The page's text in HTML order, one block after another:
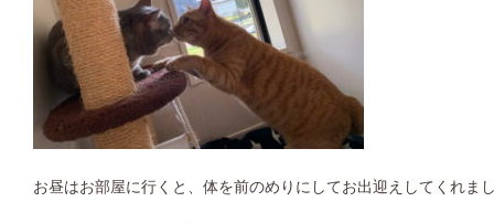
お昼はお部屋に行くと、体を前のめりにしてお出迎えしてくれま